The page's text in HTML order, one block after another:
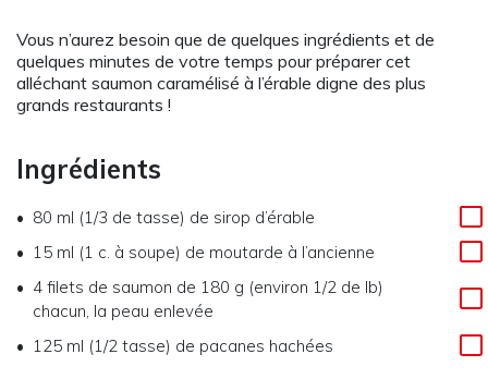
Vous n’aurez besoin que de quelques ingrédients et de
quelques minutes de votre temps pour préparer cet
alléchant saumon caramélisé à l’érable digne des plus
grands restaurants !
Ingrédients
80 ml (1/3 de tasse) de sirop d’érable
15 ml (1 c. à soupe) de moutarde à l’ancienne
4 filets de saumon de 180 g (environ 1/2 de lb)
chacun, la peau enlevée
125 ml (1/2 tasse) de pacanes hachées